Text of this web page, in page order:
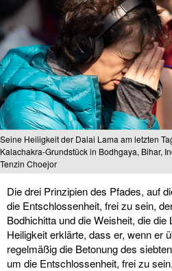
Seine Heiligkeit der Dalai Lama am letzten
Kalachakra-Grundstück in Bodhgaya, Bihar,
Tenzin Choejor
Die drei Prinzipien des Pfades, auf
die Entschlossenheit, frei zu sein,
Bodhichitta und die Weisheit, die
Heiligkeit erklärte, dass er, wenn er
regelmäßig die Betonung des
um die Entschlossenheit, frei zu